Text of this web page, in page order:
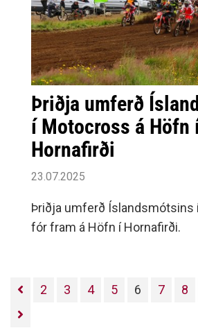
Þriðja umferð
í Motocross á Höfn
Hornafirði
23.07.2025
Þriðja umferð Íslandsmótsins
fór fram á Höfn í Hornafirði.
2 3 4 5 6 7 8